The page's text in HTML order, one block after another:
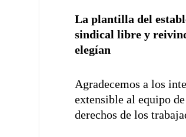
La plantilla del
sindical libre y
elegían
Agradecemos a los
extensible al equipo
derechos de los